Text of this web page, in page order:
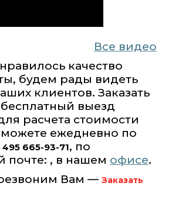
Все видео
качество
будем рады видеть
клиентов. Заказать
выезд
расчета стоимости
ежедневно по
495 665-93-71, по
почте: , в нашем офисе.
Вам —Заказать